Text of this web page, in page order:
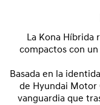
La Kona Híbrida
compactos con
Basada en la
de Hyundai Motor
vanguardia que